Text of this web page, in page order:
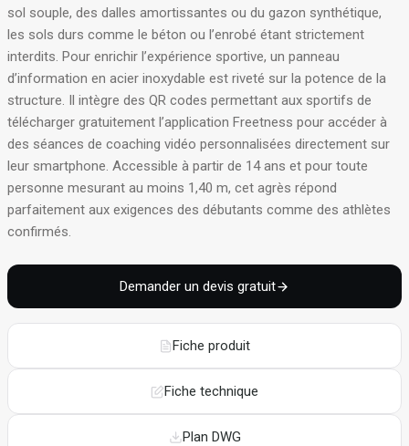
sol souple, des dalles amortissantes ou du gazon synthétique,
les sols durs comme le béton ou l’enrobé étant strictement
interdits. Pour enrichir l’expérience sportive, un panneau
d’information en acier inoxydable est riveté sur la potence de la
structure. Il intègre des QR codes permettant aux sportifs de
télécharger gratuitement l’application Freetness pour accéder à
des séances de coaching vidéo personnalisées directement sur
leur smartphone. Accessible à partir de 14 ans et pour toute
personne mesurant au moins 1,40 m, cet agrès répond
parfaitement aux exigences des débutants comme des athlètes
confirmés.
Demander un devis gratuit
Fiche produit
Fiche technique
Plan DWG